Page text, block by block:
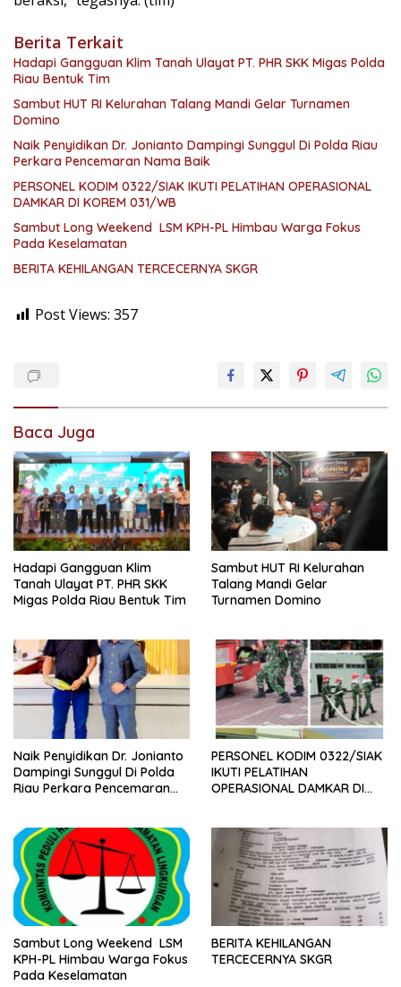
Berita Terkait
Hadapi Gangguan Klim Tanah Ulayat PT. PHR SKK Migas Polda
Riau Bentuk Tim
Sambut HUT RI Kelurahan Talang Mandi Gelar Turnamen
Domino
Naik Penyidikan Dr. Jonianto Dampingi Sunggul Di Polda Riau
Perkara Pencemaran Nama Baik
PERSONEL KODIM 0322/SIAK IKUTI PELATIHAN OPERASIONAL
DAMKAR DI KOREM 031/WB
Sambut Long Weekend LSM KPH-PL Himbau Warga Fokus
Pada Keselamatan
BERITA KEHILANGAN TERCECERNYA SKGR
Post Views: 357
Baca Juga
Hadapi Gangguan Klim
Tanah Ulayat PT. PHR SKK
Migas Polda Riau Bentuk Tim
Sambut HUT RI Kelurahan
Talang Mandi Gelar
Turnamen Domino
Naik Penyidikan Dr. Jonianto
Dampingi Sunggul Di Polda
Riau Perkara Pencemaran
PERSONEL KODIM 0322/SIAK
IKUTI PELATIHAN
OPERASIONAL DAMKAR DI
Sambut Long Weekend LSM
KPH-PL Himbau Warga Fokus
Pada Keselamatan
BERITA KEHILANGAN
TERCECERNYA SKGR